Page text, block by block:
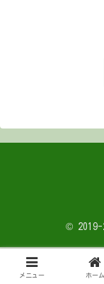
© 2019-
メニュー ホーム